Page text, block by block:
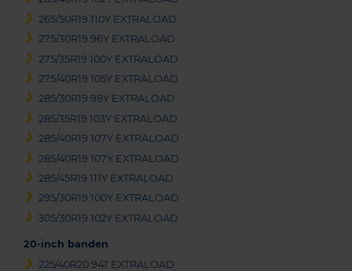
265/50R19 110Y EXTRALOAD
275/30R19 96Y EXTRALOAD
275/35R19 100Y EXTRALOAD
275/40R19 105Y EXTRALOAD
285/30R19 98Y EXTRALOAD
285/35R19 103Y EXTRALOAD
285/40R19 107Y EXTRALOAD
285/40R19 107Y EXTRALOAD
285/45R19 111Y EXTRALOAD
295/30R19 100Y EXTRALOAD
305/30R19 102Y EXTRALOAD
20-inch banden
225/40R20 94T EXTRALOAD